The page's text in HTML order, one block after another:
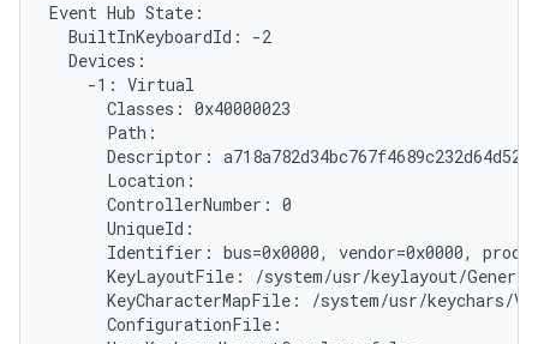
Event Hub State:
  BuiltInKeyboardId: -2
  Devices:
    -1: Virtual
      Classes: 0x40000023
      Path:
Descriptor:
      Location:
      ControllerNumber: 0
      UniqueId:
Identifier: bus=0x0000, vendor=0x0000,
KeyLayoutFile: /system/usr/keylayout/
KeyCharacterMapFile: /system/usr/keychars/
      ConfigurationFile: